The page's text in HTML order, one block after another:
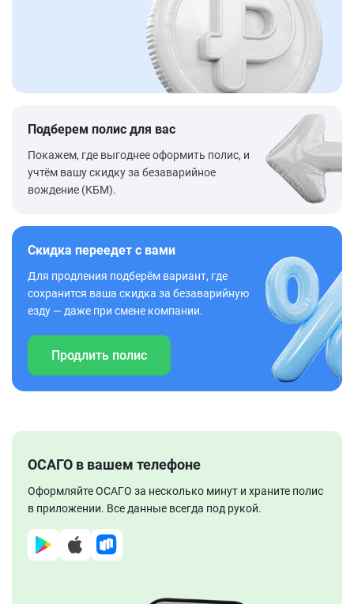
Подберем полис для вас
Покажем, где выгоднее оформить полис, и
учтём вашу скидку за безаварийное
вождение (КБМ).
Скидка переедет с вами
Для продления подберём вариант, где
сохранится ваша скидка за безаварийную
езду — даже при смене компании.
Продлить полис
ОСАГО в вашем телефоне
Оформляйте ОСАГО за несколько минут и храните полис
в приложении. Все данные всегда под рукой.